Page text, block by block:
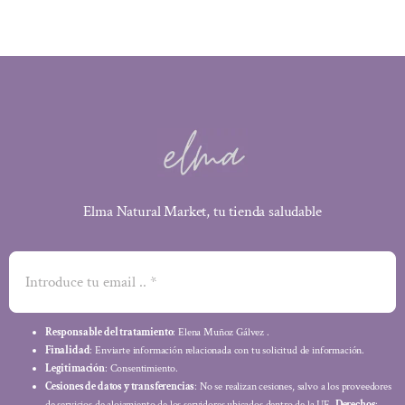
Elma Natural Market, tu tienda saludable
Responsable del tratamiento: Elena Muñoz Gálvez .
Finalidad: Enviarte información relacionada con tu solicitud de información.
Legitimación: Consentimiento.
Cesiones de datos y transferencias: No se realizan cesiones, salvo a los proveedores